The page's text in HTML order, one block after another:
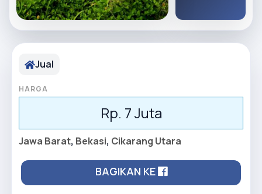
Jual
HARGA
Rp. 7 Juta
Jawa Barat, Bekasi, Cikarang Utara
BAGIKAN KE